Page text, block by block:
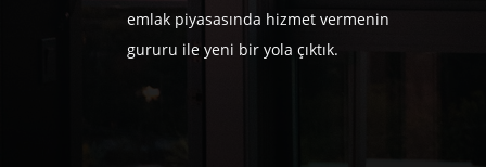
emlak piyasasında hizmet vermenin
gururu ile yeni bir yola çıktık.